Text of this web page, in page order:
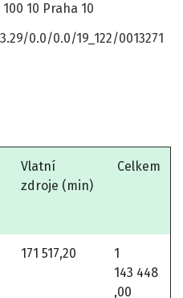
10 Praha 10
0.0/0.0/19_122/0013271
Vlatní
zdroje (min)
Celkem
171 517,20
1
143 448
,00